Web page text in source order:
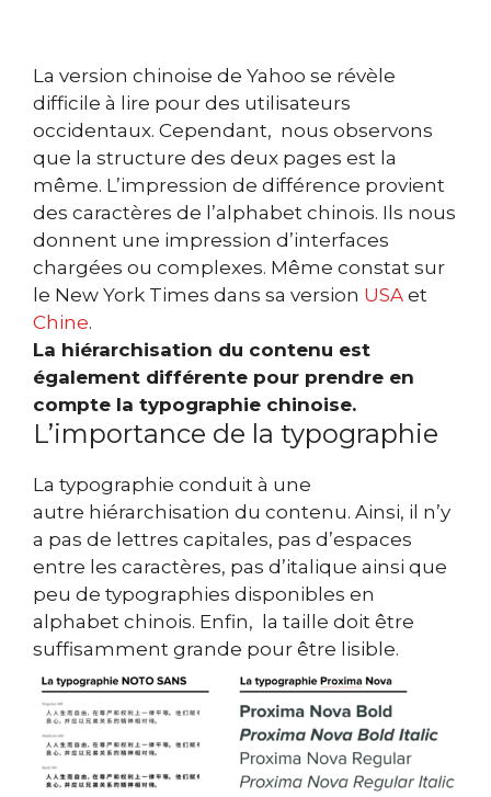
La version chinoise de Yahoo se révèle
difficile à lire pour des utilisateurs
occidentaux. Cependant, nous observons
que la structure des deux pages est la
même. L’impression de différence provient
des caractères de l’alphabet chinois. Ils nous
donnent une impression d’interfaces
chargées ou complexes. Même constat sur
le New York Times dans sa version USA et
Chine.
La hiérarchisation du contenu est
également différente pour prendre en
compte la typographie chinoise.
L’importance de la typographie
La typographie conduit à une
autre hiérarchisation du contenu. Ainsi, il n’y
a pas de lettres capitales, pas d’espaces
entre les caractères, pas d’italique ainsi que
peu de typographies disponibles en
alphabet chinois. Enfin, la taille doit être
suffisamment grande pour être lisible.